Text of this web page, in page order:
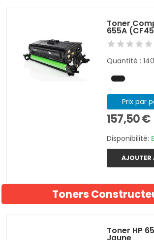
Toner
655A
Quantité :
Prix par
157,50 €
Disponibilité:
AJOUTER
Toners
Toner HP
Jaune